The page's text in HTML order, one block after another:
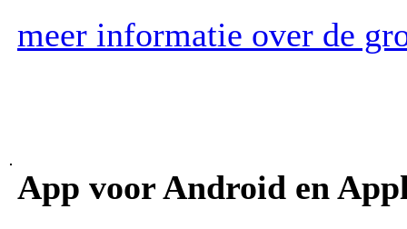
meer informatie over de
App voor Android en